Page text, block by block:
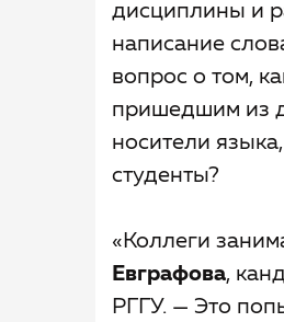
дисциплины и
написание
вопрос о том,
пришедшим из
носители
студенты?
«Коллеги
Евграфова,
РГГУ. — Это